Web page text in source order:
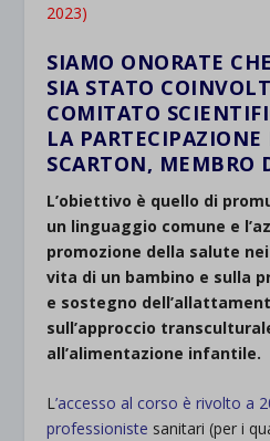
2023)
SIAMO ONORATE
SIA STATO
COMITATO
LA
SCARTON, MEMBRO
L’obiettivo è quello di
un linguaggio comune e
promozione della salute
vita di un bambino e sulla
e sostegno
sull’approccio
all’alimentazione infantile.
L’accesso al corso è rivolto a
professioniste sanitari (per i